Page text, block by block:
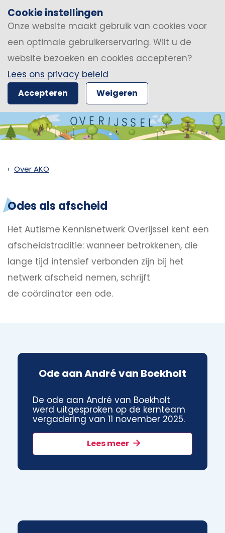
Cookie instellingen
Onze website maakt gebruik van cookies voor
een optimale gebruikerservaring. Wilt u de
website bezoeken en cookies accepteren?
Lees ons privacy beleid
Accepteren Weigeren
Over AKO
Odes als afscheid
Het Autisme Kennisnetwerk Overijssel kent een
afscheidstraditie: wanneer betrokkenen, die
lange tijd intensief verbonden zijn bij het
netwerk afscheid nemen, schrijft
de coördinator een ode.
Ode aan André van Boekholt
De ode aan André van Boekholt
werd uitgesproken op de kernteam
vergadering van 11 november 2025.
Lees meer